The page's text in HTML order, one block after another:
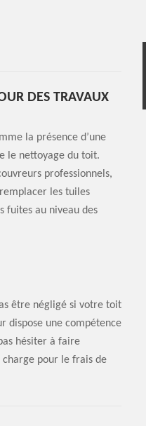
DES TRAVAUX
la présence d’une
le nettoyage du toit.
professionnels,
les tuiles
fuites au niveau des
être négligé si votre toit
dispose une compétence
hésiter à faire
pour le frais de